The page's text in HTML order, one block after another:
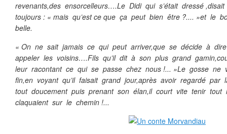
revenants,des ensorcelleurs….Le Didi qui s’était dressé
toujours : « mais qu’est ce que ça peut bien être ?.... »et le
belle.
« On ne sait jamais ce qui peut arriver,que se décide à
appeler les voisins….Fils qu’il dit à son plus grand
leur racontant ce qui se passe chez nous !... »Le gosse ne
fin,en voyant qu’il faisait grand jour,après avoir regardé
tout doucement puis prenant son élan,il court vite tenir tout
claquaient sur le chemin !...